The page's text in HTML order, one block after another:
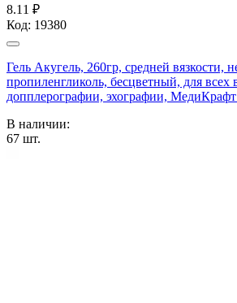
8.11 ₽
Код: 19380
Гель Акугель, 260гр, средней вязкости,
пропиленгликоль, бесцветный, для
допплерографии, эхографии,
В наличии:
67 шт.